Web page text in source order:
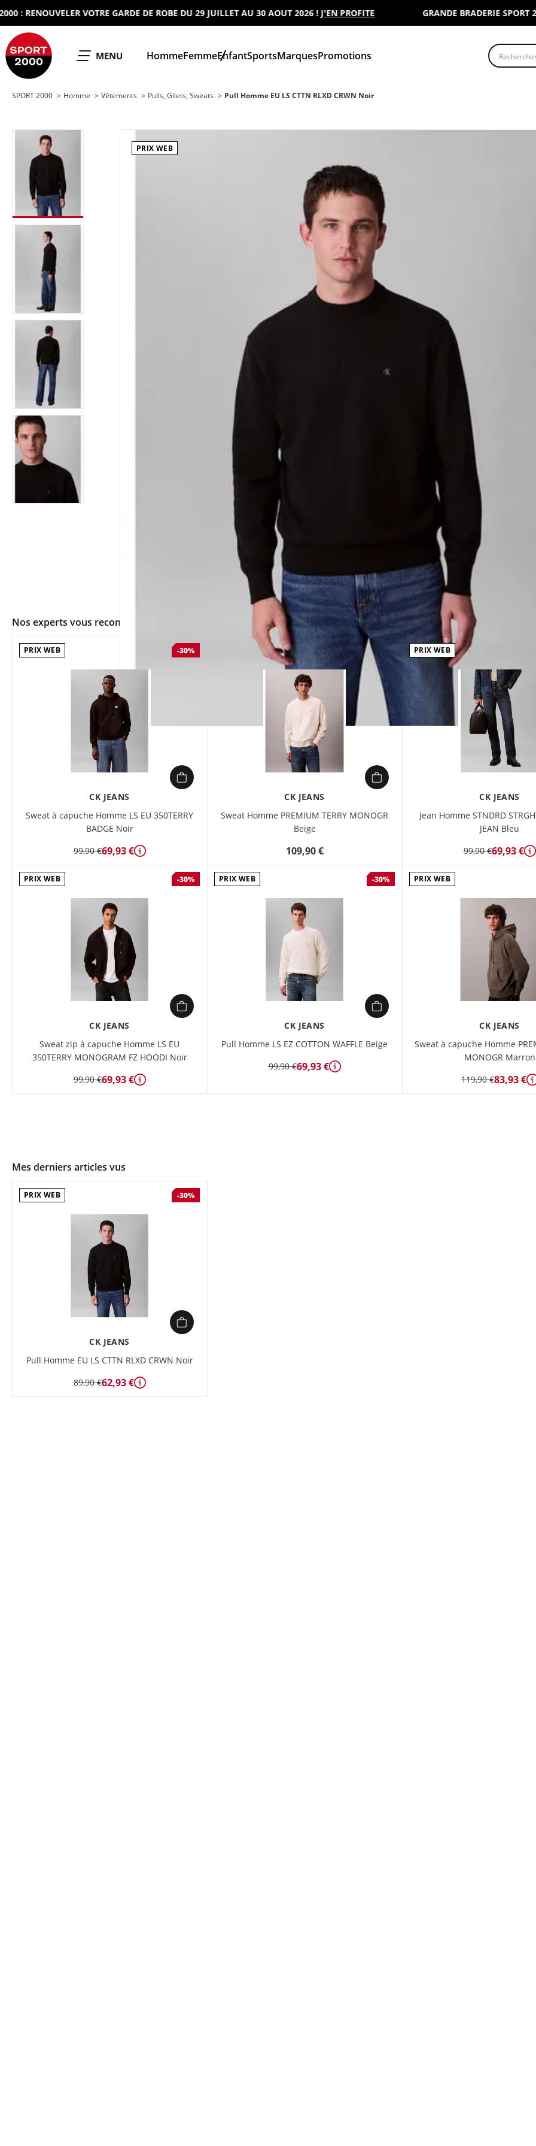
RENOUVELER VOTRE GARDE DE ROBE DU 29 JUILLET AU 30 AOUT 2026 !J'EN PROFITE GRANDE BRADERIE SPORT
OUVRIR LE
MENU HommeFemmeEnfantSportsMarquesPromotions
SPORT 2000 Homme Vêtements Pulls, Gilets, Sweats Pull Homme EU LS CTTN RLXD CRWN Noir
PRIX WEB
Nos experts vous recommandent
PRIX WEB -30%
CK JEANS
Sweat à capuche Homme LS EU 350TERRY
BADGE Noir
99,90 €69,93 € Détails
CK JEANS
Sweat Homme PREMIUM TERRY MONOGR
Beige
109,90 €
PRIX WEB
CK JEANS
Jean Homme STNDRD
JEAN Bleu
99,90 €69,93 €
PRIX WEB -30%
CK JEANS
Sweat zip à capuche Homme LS EU
350TERRY MONOGRAM FZ HOODI Noir
99,90 €69,93 € Détails
PRIX WEB -30%
CK JEANS
Pull Homme LS EZ COTTON WAFFLE Beige
99,90 €69,93 € Détails
PRIX WEB
CK JEANS
Sweat à capuche Homme
MONOGR Marron
119,90 €83,93 €
Mes derniers articles vus
PRIX WEB -30%
CK JEANS
Pull Homme EU LS CTTN RLXD CRWN Noir
89,90 €62,93 € Détails